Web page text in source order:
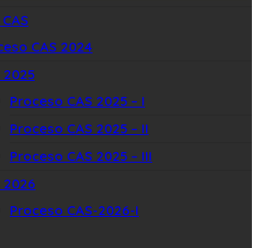
CAS 2024
2025
Proceso CAS 2025 – I
Proceso CAS 2025 – II
Proceso CAS 2025 – III
2026
Proceso CAS-2026-I